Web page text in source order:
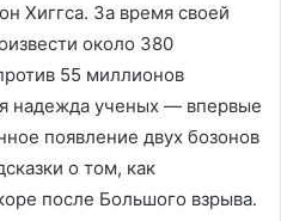
Хиггса. За время своей
около 380
55 миллионов
надежда ученых — впервые
появление двух бозонов
о том, как
после Большого взрыва.